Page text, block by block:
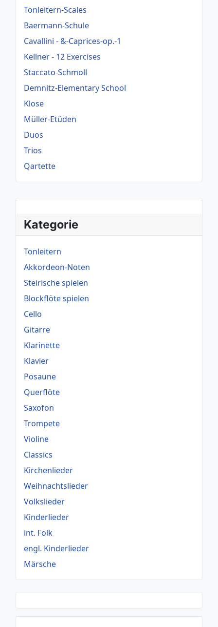
Kategorie
Tonleitern
Akkordeon-Noten
Steirische spielen
Blockflöte spielen
Cello
Gitarre
Klarinette
Klavier
Posaune
Querflöte
Saxofon
Trompete
Violine
Classics
Kirchenlieder
Weihnachtslieder
Volkslieder
Kinderlieder
int. Folk
engl. Kinderlieder
Märsche
Tonleitern-Scales
Baermann-Schule
Cavallini - &-Caprices-op.-1
Kellner - 12 Exercises
Staccato-Schmoll
Demnitz-Elementary School
Klose
Müller-Etüden
Duos
Trios
Qartette